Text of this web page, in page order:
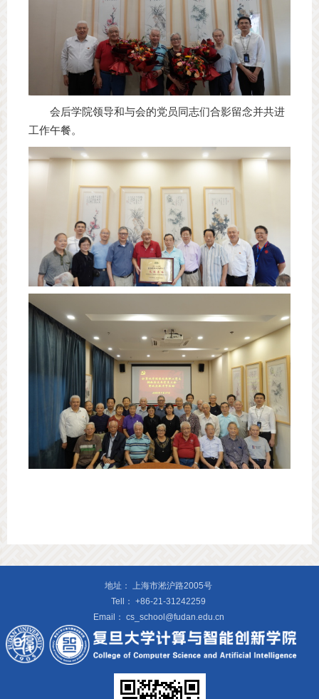
会后学院领导和与会的党员同志们合影留念并共进
工作午餐。
地址：
上海市淞沪路2005号
Tell： +86-21-31242259
Email： cs_school@fudan.edu.cn